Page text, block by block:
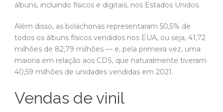
álbuns, incluindo físicos e digitais, nos Estados Unidos.
Além disso, as bolachonas representaram 50,5% de
todos os álbuns físicos vendidos nos EUA, ou seja, 41,72
milhões de 82,79 milhões — e, pela primeira vez, uma
maioria em relação aos CDS, que naturalmente tiveram
40,59 milhões de unidades vendidas em 2021.
Vendas de vinil